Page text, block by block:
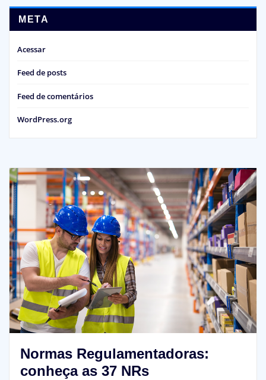
META
Acessar
Feed de posts
Feed de comentários
WordPress.org
Normas Regulamentadoras:
conheça as 37 NRs